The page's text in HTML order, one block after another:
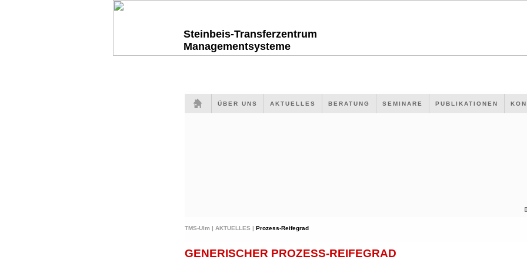
Steinbeis-Transferzentrum
Managementsysteme
ÜBER UNS AKTUELLES BERATUNG SEMINARE PUBLIKATIONEN
TMS-Ulm | AKTUELLES | Prozess-Reifegrad
GENERISCHER PROZESS-REIFEGRAD